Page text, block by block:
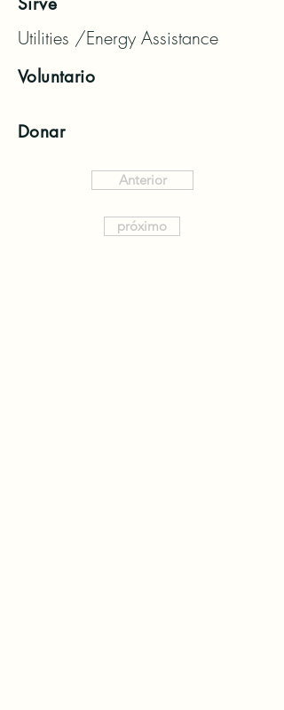
Utilities /Energy Assistance
Voluntario
Donar
Anterior
próximo